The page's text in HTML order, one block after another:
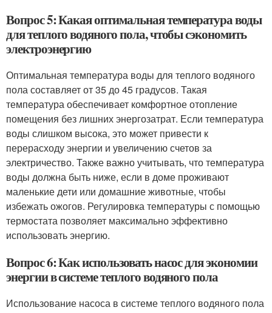
Вопрос 5: Какая оптимальная температура воды
для теплого водяного пола, чтобы сэкономить
электроэнергию
Оптимальная температура воды для теплого водяного
пола составляет от 35 до 45 градусов. Такая
температура обеспечивает комфортное отопление
помещения без лишних энергозатрат. Если температура
воды слишком высока, это может привести к
перерасходу энергии и увеличению счетов за
электричество. Также важно учитывать, что температура
воды должна быть ниже, если в доме проживают
маленькие дети или домашние животные, чтобы
избежать ожогов. Регулировка температуры с помощью
термостата позволяет максимально эффективно
использовать энергию.
Вопрос 6: Как использовать насос для экономии
энергии в системе теплого водяного пола
Использование насоса в системе теплого водяного пола